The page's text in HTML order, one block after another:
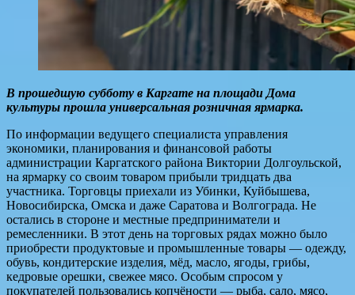
В прошедшую субботу в Каргате на площади Дома
культуры прошла универсальная розничная ярмарка.
По информации ведущего специалиста управления
экономики, планирования и финансовой работы
администрации Каргатского района Виктории Долгоульской,
на ярмарку со своим товаром прибыли тридцать два
участника. Торговцы приехали из Убинки, Куйбышева,
Новосибирска, Омска и даже Саратова и Волгограда. Не
остались в стороне и местные предприниматели и
ремесленники. В этот день на торговых рядах можно было
приобрести продуктовые и промышленные товары — одежду,
обувь, кондитерские изделия, мёд, масло, ягоды, грибы,
кедровые орешки, свежее мясо. Особым спросом у
покупателей пользовались копчёности — рыба, сало, мясо,